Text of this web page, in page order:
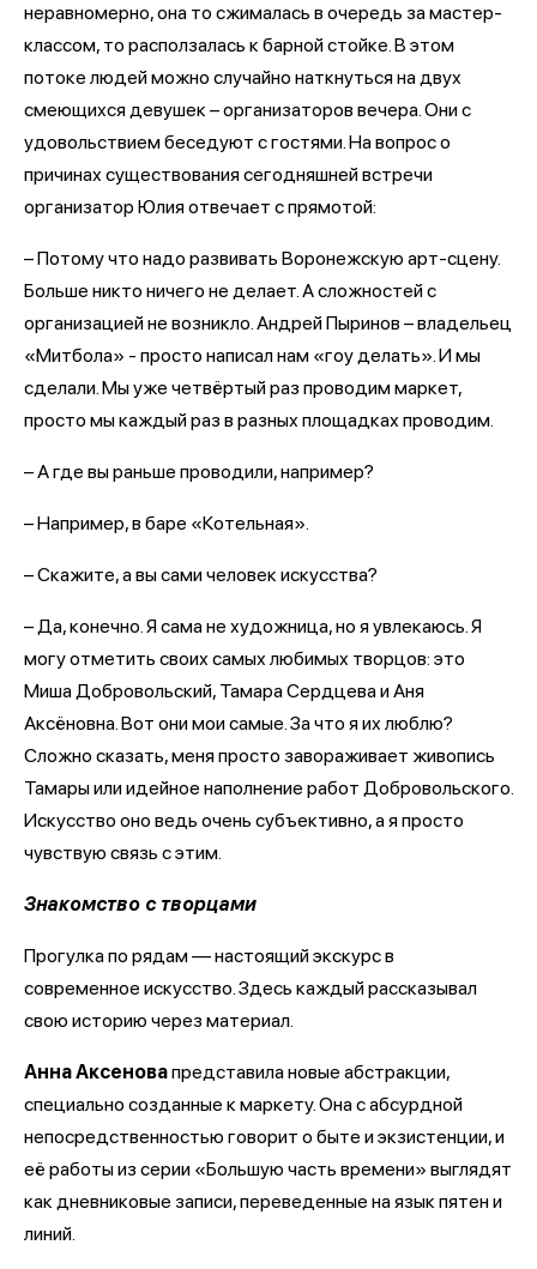
неравномерно, она то сжималась в очередь за мастер-
классом, то расползалась к барной стойке. В этом
потоке людей можно случайно наткнуться на двух
смеющихся девушек – организаторов вечера. Они с
удовольствием беседуют с гостями. На вопрос о
причинах существования сегодняшней встречи
организатор Юлия отвечает с прямотой:
– Потому что надо развивать Воронежскую арт-сцену.
Больше никто ничего не делает. А сложностей с
организацией не возникло. Андрей Пыринов – владельец
«Митбола» - просто написал нам «гоу делать». И мы
сделали. Мы уже четвёртый раз проводим маркет,
просто мы каждый раз в разных площадках проводим.
– А где вы раньше проводили, например?
– Например, в баре «Котельная».
– Скажите, а вы сами человек искусства?
– Да, конечно. Я сама не художница, но я увлекаюсь. Я
могу отметить своих самых любимых творцов: это
Миша Добровольский, Тамара Сердцева и Аня
Аксёновна. Вот они мои самые. За что я их люблю?
Сложно сказать, меня просто завораживает живопись
Тамары или идейное наполнение работ Добровольского.
Искусство оно ведь очень субъективно, а я просто
чувствую связь с этим.
Знакомство с творцами
Прогулка по рядам — настоящий экскурс в
современное искусство. Здесь каждый рассказывал
свою историю через материал.
Анна Аксеновапредставила новые абстракции,
специально созданные к маркету. Она с абсурдной
непосредственностью говорит о быте и экзистенции, и
её работы из серии «Большую часть времени» выглядят
как дневниковые записи, переведенные на язык пятен и
линий.